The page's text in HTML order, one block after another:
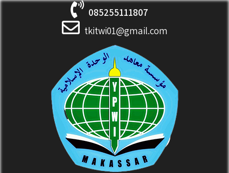
Skip
085255111807
tkitwi01@gmail.com